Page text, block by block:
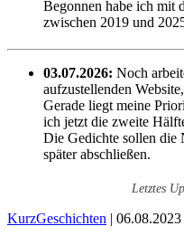
Begonnen habe ich mit
zwischen 2019 und
03.07.2026: Noch
aufzustellenden
Gerade liegt meine
ich jetzt die zweite
Die Gedichte sollen die
später abschließen.
Letztes
KurzGeschichten | 06.08.2023